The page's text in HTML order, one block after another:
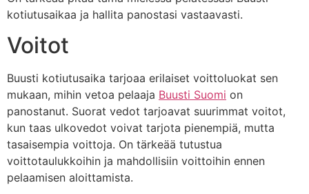
kotiutusaikaa ja hallita panostasi vastaavasti.
Voitot
Buusti kotiutusaika tarjoaa erilaiset voittoluokat sen
mukaan, mihin vetoa pelaaja Buusti Suomi on
panostanut. Suorat vedot tarjoavat suurimmat voitot,
kun taas ulkovedot voivat tarjota pienempiä, mutta
tasaisempia voittoja. On tärkeää tutustua
voittotaulukkoihin ja mahdollisiin voittoihin ennen
pelaamisen aloittamista.